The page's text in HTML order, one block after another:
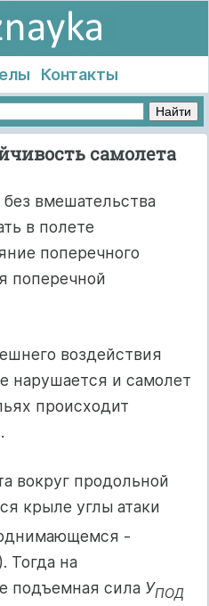
Контакты
самолета
вмешательства
в полете
поперечного
поперечной
воздействия
нарушается и самолет
происходит
вокруг продольной
крыле углы атаки
-
Тогда на
подъемная сила УПОД